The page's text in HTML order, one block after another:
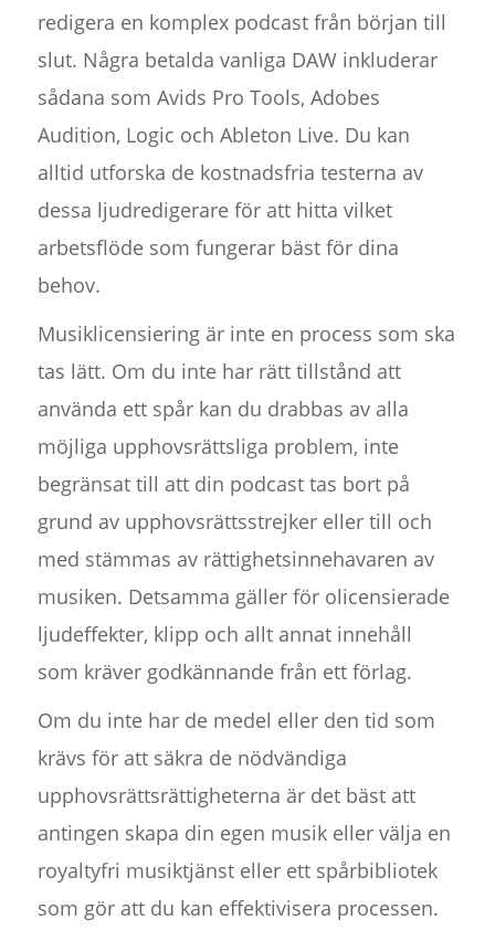
redigera en komplex podcast från början till
slut. Några betalda vanliga DAW inkluderar
sådana som Avids Pro Tools, Adobes
Audition, Logic och Ableton Live. Du kan
alltid utforska de kostnadsfria testerna av
dessa ljudredigerare för att hitta vilket
arbetsflöde som fungerar bäst för dina
behov.
Musiklicensiering är inte en process som ska
tas lätt. Om du inte har rätt tillstånd att
använda ett spår kan du drabbas av alla
möjliga upphovsrättsliga problem, inte
begränsat till att din podcast tas bort på
grund av upphovsrättsstrejker eller till och
med stämmas av rättighetsinnehavaren av
musiken. Detsamma gäller för olicensierade
ljudeffekter, klipp och allt annat innehåll
som kräver godkännande från ett förlag.
Om du inte har de medel eller den tid som
krävs för att säkra de nödvändiga
upphovsrättsrättigheterna är det bäst att
antingen skapa din egen musik eller välja en
royaltyfri musiktjänst eller ett spårbibliotek
som gör att du kan effektivisera processen.